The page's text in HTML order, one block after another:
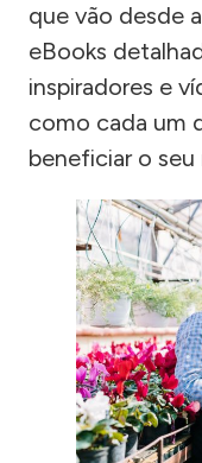
que vão desde
eBooks
inspiradores e
como cada um
beneficiar o